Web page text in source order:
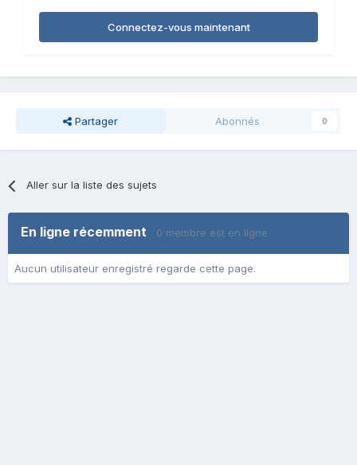
Connectez-vous maintenant
Partager Abonnés 0
Aller sur la liste des sujets
En ligne récemment 0 membre est en ligne
Aucun utilisateur enregistré regarde cette page.